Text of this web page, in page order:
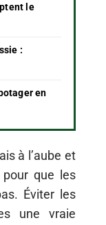
le
:
en
à l’aube et
pour que les
Éviter les
une vraie